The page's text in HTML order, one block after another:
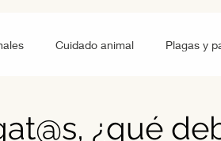
Cuidado animal Plagas y
¿qué